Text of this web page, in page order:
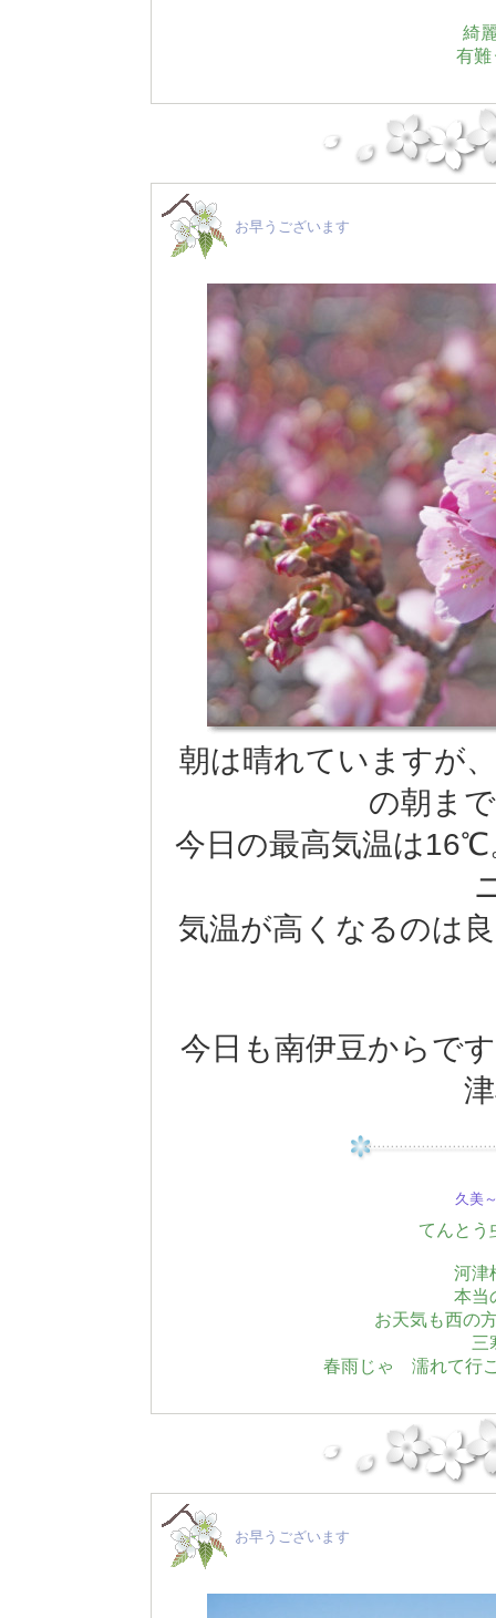
綺
有難
お早うございます
朝は晴れていますが
の朝ま
今日の最高気温は
気温が高くなるのは
今日も南伊豆からで
久美
てんと
河津
本当
お天気も西の
三
春雨じゃ 濡れて行
お早うございます